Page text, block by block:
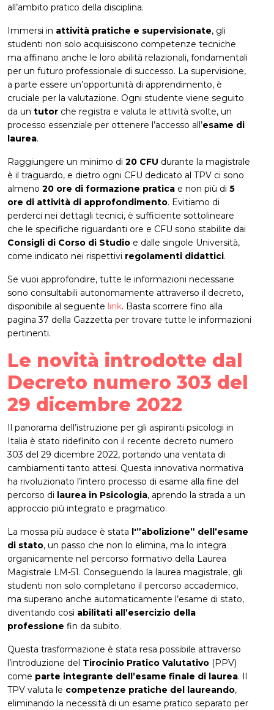
all’ambito pratico della disciplina.
Immersi in attività pratiche e supervisionate, gli
studenti non solo acquisiscono competenze tecniche
ma affinano anche le loro abilità relazionali, fondamentali
per un futuro professionale di successo. La supervisione,
a parte essere un’opportunità di apprendimento, è
cruciale per la valutazione. Ogni studente viene seguito
da un tutor che registra e valuta le attività svolte, un
processo essenziale per ottenere l’accesso all’esame di
laurea.
Raggiungere un minimo di 20 CFU durante la magistrale
è il traguardo, e dietro ogni CFU dedicato al TPV ci sono
almeno 20 ore di formazione pratica e non più di 5
ore di attività di approfondimento. Evitiamo di
perderci nei dettagli tecnici, è sufficiente sottolineare
che le specifiche riguardanti ore e CFU sono stabilite dai
Consigli di Corso di Studio e dalle singole Università,
come indicato nei rispettivi regolamenti didattici.
Se vuoi approfondire, tutte le informazioni necessarie
sono consultabili autonomamente attraverso il decreto,
disponibile al seguente link. Basta scorrere fino alla
pagina 37 della Gazzetta per trovare tutte le informazioni
pertinenti.
Le novità introdotte dal
Decreto numero 303 del
29 dicembre 2022
Il panorama dell’istruzione per gli aspiranti psicologi in
Italia è stato ridefinito con il recente decreto numero
303 del 29 dicembre 2022, portando una ventata di
cambiamenti tanto attesi. Questa innovativa normativa
ha rivoluzionato l’intero processo di esame alla fine del
percorso di laurea in Psicologia, aprendo la strada a un
approccio più integrato e pragmatico.
La mossa più audace è stata l'”abolizione” dell’esame
di stato, un passo che non lo elimina, ma lo integra
organicamente nel percorso formativo della Laurea
Magistrale LM-51. Conseguendo la laurea magistrale, gli
studenti non solo completano il percorso accademico,
ma superano anche automaticamente l’esame di stato,
diventando così abilitati all’esercizio della
professione fin da subito.
Questa trasformazione è stata resa possibile attraverso
l’introduzione del Tirocinio Pratico Valutativo (PPV)
come parte integrante dell’esame finale di laurea. Il
TPV valuta le competenze pratiche del laureando,
eliminando la necessità di un esame pratico separato per